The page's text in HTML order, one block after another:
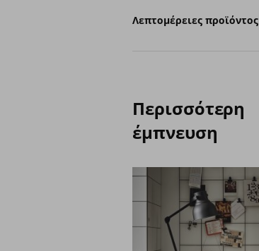
Λεπτομέρειες προϊόντος
Περισσότερη
έμπνευση